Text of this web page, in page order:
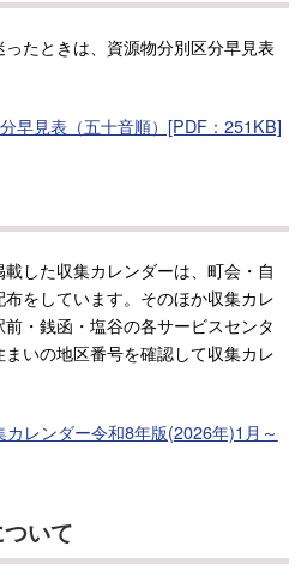
たときは、資源物分別区分早見表
早見表（五十音順）[PDF：251KB]
した収集カレンダーは、町会・自
をしています。そのほか収集カレ
・銭函・塩谷の各サービスセンタ
いの地区番号を確認して収集カレ
レンダー令和8年版(2026年)1月～
いて